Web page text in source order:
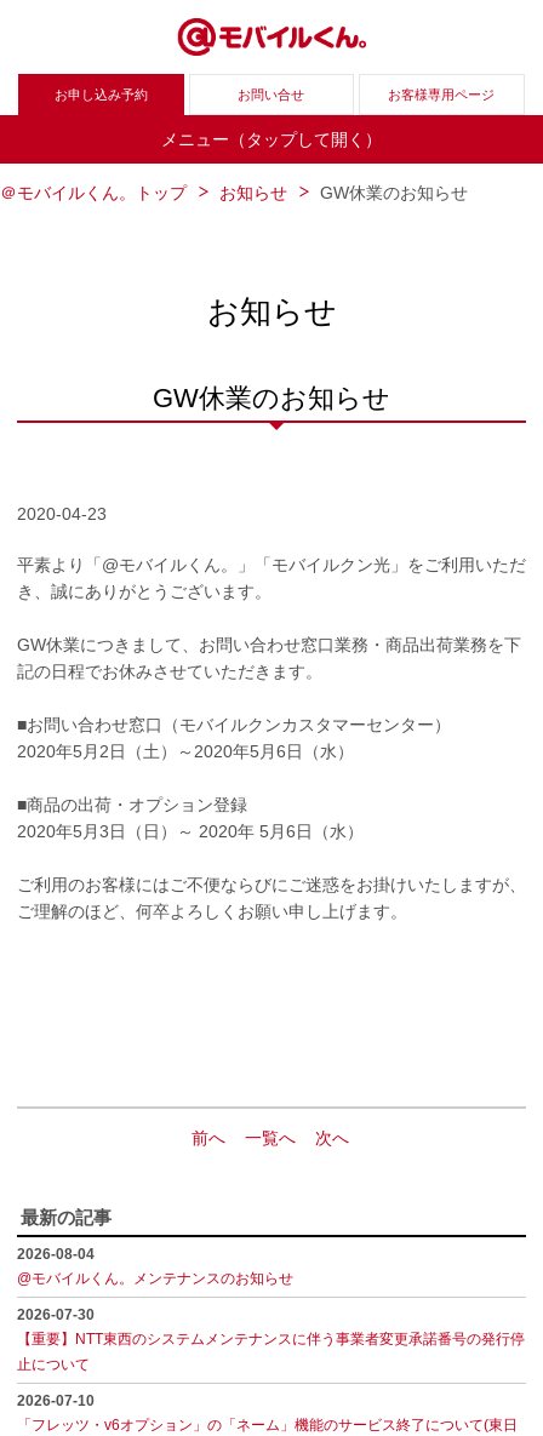
お申し込み予約 お問い合せ お客様専用ページ
メニュー（タップして開く）
＠モバイルくん。トップ お知らせ GW休業のお知らせ
お知らせ
GW休業のお知らせ
2020-04-23
平素より「@モバイルくん。」「モバイルクン光」をご利用いただ
き、誠にありがとうございます。
GW休業につきまして、お問い合わせ窓口業務・商品出荷業務を下
記の日程でお休みさせていただきます。
■お問い合わせ窓口（モバイルクンカスタマーセンター）
2020年5月2日（土）～2020年5月6日（水）
■商品の出荷・オプション登録
2020年5月3日（日）～ 2020年 5月6日（水）
ご利用のお客様にはご不便ならびにご迷惑をお掛けいたしますが、
ご理解のほど、何卒よろしくお願い申し上げます。
前へ 一覧へ 次へ
最新の記事
2026-08-04
@モバイルくん。メンテナンスのお知らせ
2026-07-30
【重要】NTT東西のシステムメンテナンスに伴う事業者変更承諾番号の発行停
止について
2026-07-10
「フレッツ・v6オプション」の「ネーム」機能のサービス終了について(東日